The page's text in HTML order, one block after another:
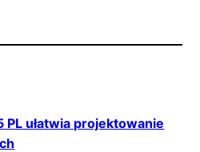
ułatwia projektowanie